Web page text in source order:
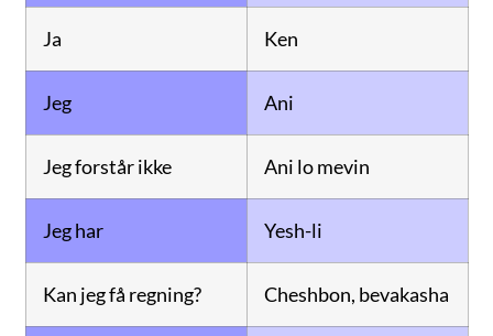
Ja Ken
Jeg Ani
Jeg forstår ikke Ani lo mevin
Jeg har Yesh-li
Kan jeg få regning? Cheshbon, bevakasha